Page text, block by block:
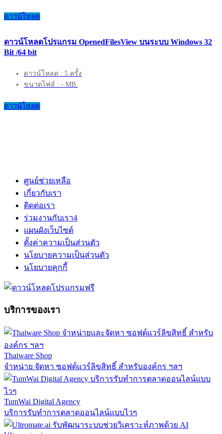
ดาวน์โหลด
ดาวน์โหลดโปรแกรม OpenedFilesView บนระบบ Windows 32
Bit /64 bit
ดาวน์โหลด : 5 ครั้ง
ขนาดไฟล์ : - MB.
ดาวน์โหลด
ศูนย์ช่วยเหลือ
เกี่ยวกับเรา
ติดต่อเรา
ร่วมงานกับเรา4
แผนผังเว็บไซต์
ตั้งค่าความเป็นส่วนตัว
นโยบายความเป็นส่วนตัว
นโยบายคุกกี้
บริการของเรา
Thaiware Shop
จำหน่าย จัดหา ซอฟต์แวร์ลิขสิทธิ์ สำหรับองค์กร ฯลฯ
TumWai Digital Agency
บริการรับทำการตลาดออนไลน์แบบไวๆ